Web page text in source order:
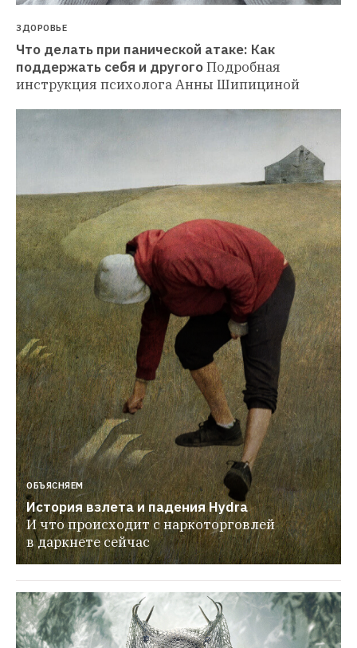
ЗДОРОВЬЕ
Что делать при панической атаке: Как
поддержать себя и другогоПодробная
инструкция психолога Анны Шипициной
ОБЪЯСНЯЕМ
История взлета и падения Hydra
И что происходит с наркоторговлей
в даркнете сейчас